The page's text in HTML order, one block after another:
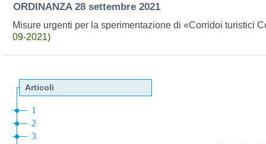
ORDINANZA 28 settembre 2021
Misure urgenti per la sperimentazione di «Corridoi turistici
09-2021)